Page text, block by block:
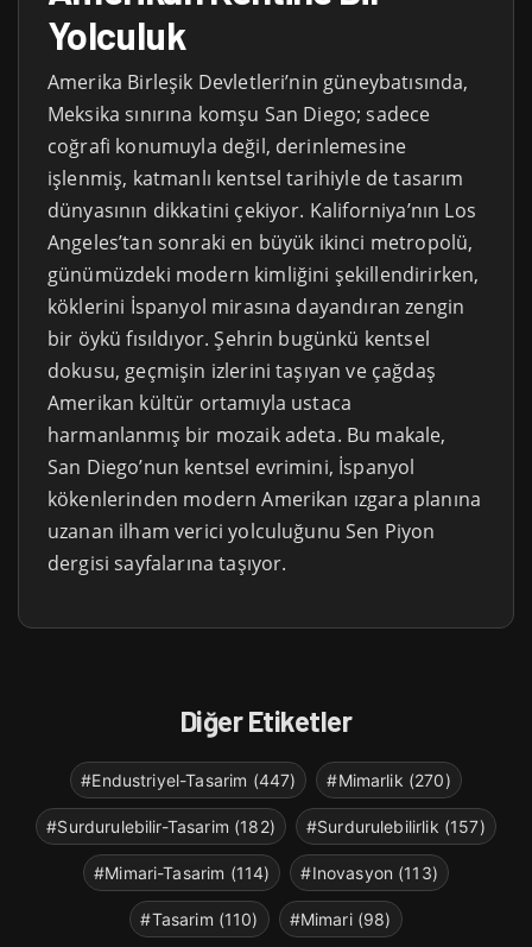
Yolculuk
Amerika Birleşik Devletleri’nin güneybatısında,
Meksika sınırına komşu San Diego; sadece
coğrafi konumuyla değil, derinlemesine
işlenmiş, katmanlı kentsel tarihiyle de tasarım
dünyasının dikkatini çekiyor. Kaliforniya’nın Los
Angeles’tan sonraki en büyük ikinci metropolü,
günümüzdeki modern kimliğini şekillendirirken,
köklerini İspanyol mirasına dayandıran zengin
bir öykü fısıldıyor. Şehrin bugünkü kentsel
dokusu, geçmişin izlerini taşıyan ve çağdaş
Amerikan kültür ortamıyla ustaca
harmanlanmış bir mozaik adeta. Bu makale,
San Diego’nun kentsel evrimini, İspanyol
kökenlerinden modern Amerikan ızgara planına
uzanan ilham verici yolculuğunu Sen Piyon
dergisi sayfalarına taşıyor.
Diğer Etiketler
#Endustriyel-Tasarim (447) #Mimarlik (270)
#Surdurulebilir-Tasarim (182) #Surdurulebilirlik (157)
#Mimari-Tasarim (114) #Inovasyon (113)
#Tasarim (110) #Mimari (98)